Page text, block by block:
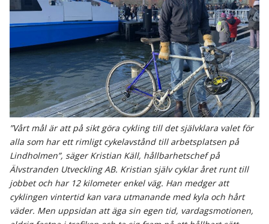
”Vårt mål är att på sikt göra cykling till det självklara valet för
alla som har ett rimligt cykelavstånd till arbetsplatsen på
Lindholmen”, säger Kristian Käll, hållbarhetschef på
Älvstranden Utveckling AB. Kristian själv cyklar året runt till
jobbet och har 12 kilometer enkel väg. Han medger att
cyklingen vintertid kan vara utmanande med kyla och hårt
väder. Men uppsidan att äga sin egen tid, vardagsmotionen,